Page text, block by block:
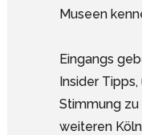
Museen
Eingangs
Insider
Stimmung zu
weiteren